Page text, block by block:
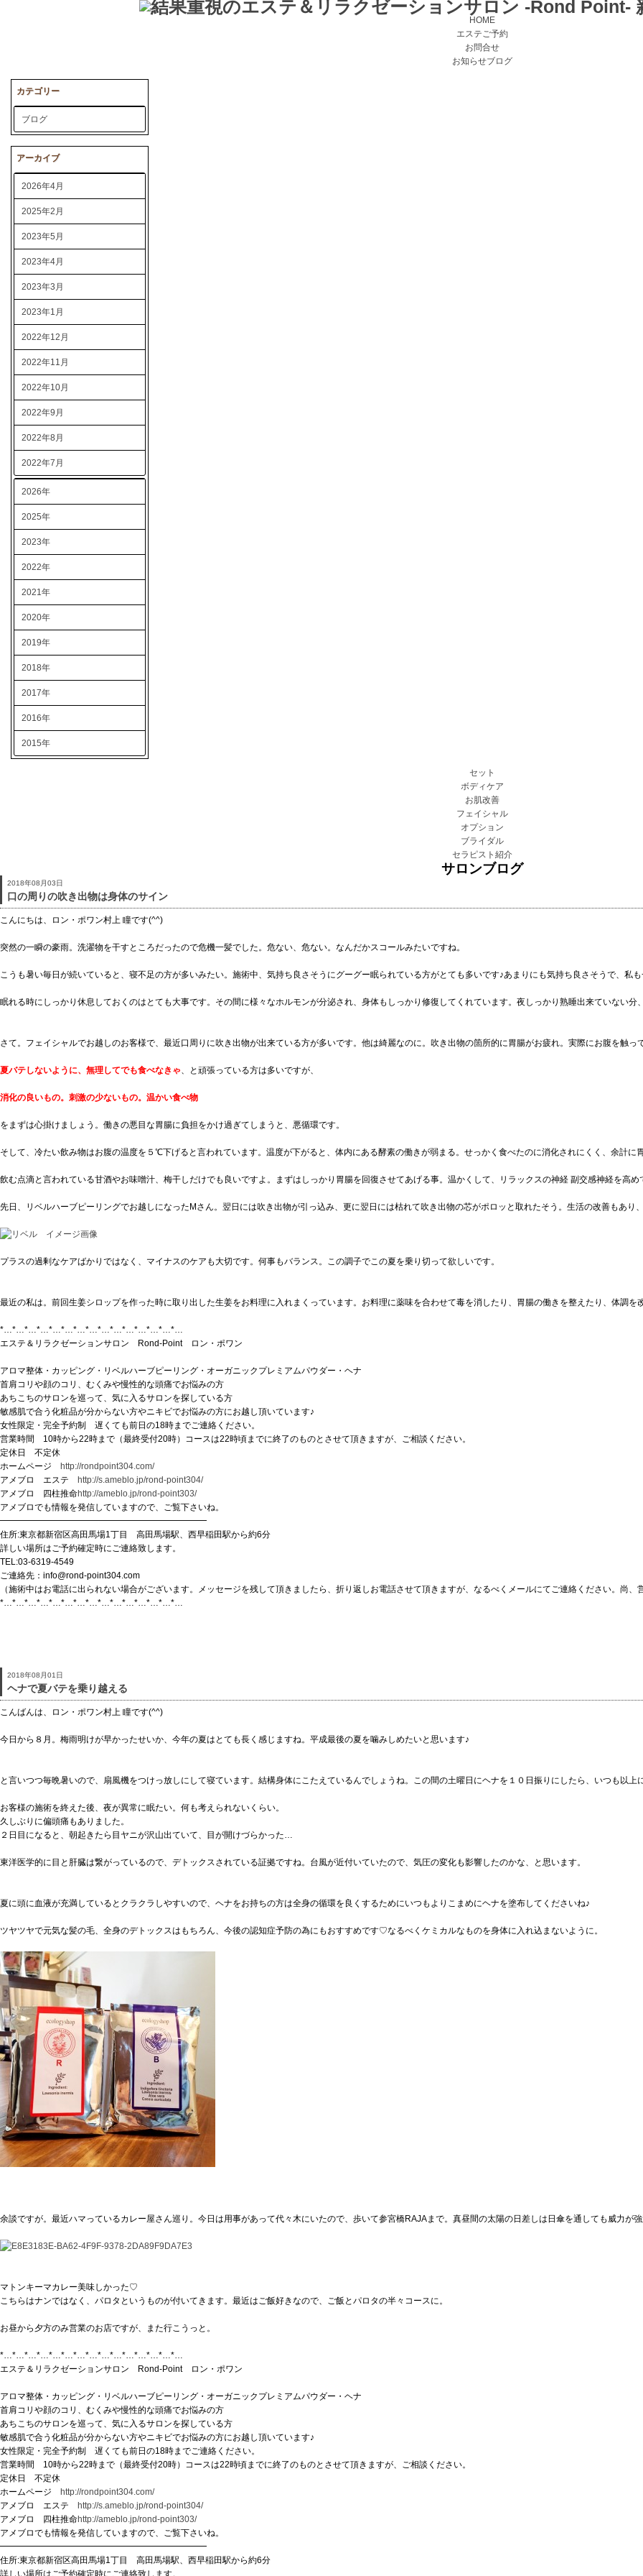
HOME
エステご予約
お問合せ
お知らせブログ
カテゴリー
ブログ
アーカイブ
2026年4月
2025年2月
2023年5月
2023年4月
2023年3月
2023年1月
2022年12月
2022年11月
2022年10月
2022年9月
2022年8月
2022年7月
2026年
2025年
2023年
2022年
2021年
2020年
2019年
2018年
2017年
2016年
2015年
セット
ボディケア
お肌改善
フェイシャル
オプション
ブライダル
セラピスト紹介
サロンブログ
2018年08月03日
口の周りの吹き出物は身体のサイン
こんにちは、ロン・ポワン村上 瞳です(^^)
突然の一瞬の豪雨。洗濯物を干すところだったので危機一髪でした。危ない、危ない。なんだかスコールみたいですね。
こうも暑い毎日が続いていると、寝不足の方が多いみたい。施術中、気持ち良さそうにグーグー眠られている方がとても多いです♪あまりにも気持ち良さそうで、私
眠れる時にしっかり休息しておくのはとても大事です。その間に様々なホルモンが分泌され、身体もしっかり修復してくれています。夜しっかり熟睡出来ていない分
さて。フェイシャルでお越しのお客様で、最近口周りに吹き出物が出来ている方が多いです。他は綺麗なのに。吹き出物の箇所的に胃腸がお疲れ。実際にお腹を触っ
夏バテしないように、無理してでも食べなきゃ、と頑張っている方は多いですが、
消化の良いもの。刺激の少ないもの。温かい食べ物
をまずは心掛けましょう。働きの悪目な胃腸に負担をかけ過ぎてしまうと、悪循環です。
そして、冷たい飲み物はお腹の温度を５℃下げると言われています。温度が下がると、体内にある酵素の働きが弱まる。せっかく食べたのに消化されにくく、余計
飲む点滴と言われている甘酒やお味噌汁、梅干しだけでも良いですよ。まずはしっかり胃腸を回復させてあげる事。温かくして、リラックスの神経 副交感神経を高め
先日、リベルハーブピーリングでお越しになったMさん。翌日には吹き出物が引っ込み、更に翌日には枯れて吹き出物の芯がポロッと取れたそう。生活の改善もあり
プラスの過剰なケアばかりではなく、マイナスのケアも大切です。何事もバランス。この調子でこの夏を乗り切って欲しいです。
最近の私は。前回生姜シロップを作った時に取り出した生姜をお料理に入れまくっています。お料理に薬味を合わせて毒を消したり、胃腸の働きを整えたり、体調を
*…*…*…*…*…*…*…*…*…*…*…*…*…*…*…
エステ＆リラクゼーションサロン Rond-Point ロン・ポワン
アロマ整体・カッピング・リベルハーブピーリング・オーガニックプレミアムパウダー・ヘナ
首肩コリや顔のコリ、むくみや慢性的な頭痛でお悩みの方
あちこちのサロンを巡って、気に入るサロンを探している方
敏感肌で合う化粧品が分からない方やニキビでお悩みの方にお越し頂いています♪
女性限定・完全予約制 遅くても前日の18時までご連絡ください。
営業時間 10時から22時まで（最終受付20時）コースは22時頃までに終了のものとさせて頂きますが、ご相談ください。
定休日 不定休
ホームページ
http://rondpoint304.com/
アメブロ エステ
http://s.ameblo.jp/rond-point304/
アメブロ 四柱推命http://ameblo.jp/rond-point303/
アメブロでも情報を発信していますので、ご覧下さいね。
━━━━━━━━━━━━━━━━━━━━━━━━
住所:東京都新宿区高田馬場1丁目 高田馬場駅、西早稲田駅から約6分
詳しい場所はご予約確定時にご連絡致します。
TEL:03-6319-4549
ご連絡先：info@rond-point304.com
（施術中はお電話に出られない場合がございます。メッセージを残して頂きましたら、折り返しお電話させて頂きますが、なるべくメールにてご連絡ください。尚、
*…*…*…*…*…*…*…*…*…*…*…*…*…*…*…
2018年08月01日
ヘナで夏バテを乗り越える
こんばんは、ロン・ポワン村上 瞳です(^^)
今日から８月。梅雨明けが早かったせいか、今年の夏はとても長く感じますね。平成最後の夏を噛みしめたいと思います♪
と言いつつ毎晩暑いので、扇風機をつけっ放しにして寝ています。結構身体にこたえているんでしょうね。この間の土曜日にヘナを１０日振りにしたら、いつも以上
お客様の施術を終えた後、夜が異常に眠たい。何も考えられないくらい。
久しぶりに偏頭痛もありました。
２日目になると、朝起きたら目ヤニが沢山出ていて、目が開けづらかった…
東洋医学的に目と肝臓は繋がっているので、デトックスされている証拠ですね。台風が近付いていたので、気圧の変化も影響したのかな、と思います。
夏に頭に血液が充満しているとクラクラしやすいので、ヘナをお持ちの方は全身の循環を良くするためにいつもよりこまめにヘナを塗布してくださいね♪
ツヤツヤで元気な髪の毛、全身のデトックスはもちろん、今後の認知症予防の為にもおすすめです♡なるべくケミカルなものを身体に入れ込まないように。
余談ですが。最近ハマっているカレー屋さん巡り。今日は用事があって代々木にいたので、歩いて参宮橋RAJAまで。真昼間の太陽の日差しは日傘を通しても威力が
マトンキーマカレー美味しかった♡
こちらはナンではなく、パロタというものが付いてきます。最近はご飯好きなので、ご飯とパロタの半々コースに。
お昼から夕方のみ営業のお店ですが、また行こうっと。
*…*…*…*…*…*…*…*…*…*…*…*…*…*…*…
エステ＆リラクゼーションサロン Rond-Point ロン・ポワン
アロマ整体・カッピング・リベルハーブピーリング・オーガニックプレミアムパウダー・ヘナ
首肩コリや顔のコリ、むくみや慢性的な頭痛でお悩みの方
あちこちのサロンを巡って、気に入るサロンを探している方
敏感肌で合う化粧品が分からない方やニキビでお悩みの方にお越し頂いています♪
女性限定・完全予約制 遅くても前日の18時までご連絡ください。
営業時間 10時から22時まで（最終受付20時）コースは22時頃までに終了のものとさせて頂きますが、ご相談ください。
定休日 不定休
ホームページ
http://rondpoint304.com/
アメブロ エステ
http://s.ameblo.jp/rond-point304/
アメブロ 四柱推命http://ameblo.jp/rond-point303/
アメブロでも情報を発信していますので、ご覧下さいね。
━━━━━━━━━━━━━━━━━━━━━━━━
住所:東京都新宿区高田馬場1丁目 高田馬場駅、西早稲田駅から約6分
詳しい場所はご予約確定時にご連絡致します。